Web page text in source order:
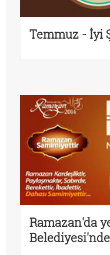
Temmuz - İyi
Ramazan'da